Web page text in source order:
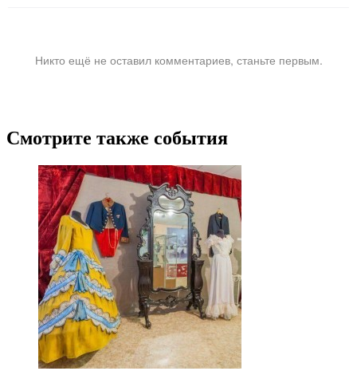
Никто ещё не оставил комментариев, станьте первым.
Смотрите также события